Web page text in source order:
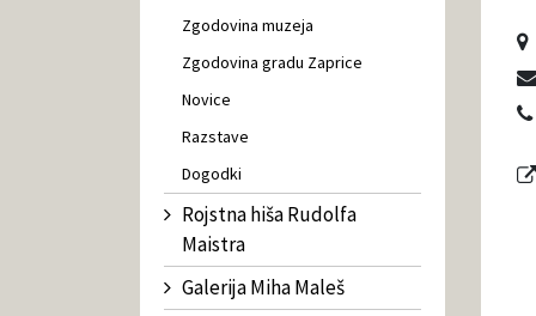
Zgodovina muzeja
Zgodovina gradu Zaprice
Novice
Razstave
Dogodki
Rojstna hiša Rudolfa
Maistra
Galerija Miha Maleš